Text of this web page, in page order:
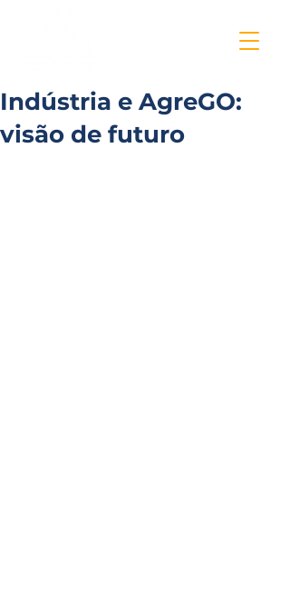
Indústria e AgreGO:
visão de futuro